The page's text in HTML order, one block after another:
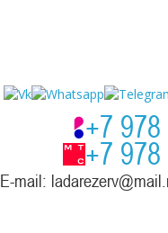
+7
+7
E-mail: